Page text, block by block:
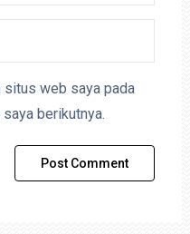
situs web saya pada
berikutnya.